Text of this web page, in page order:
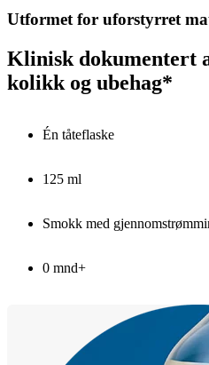
Utformet for uforstyrret
Klinisk dokumentert
kolikk og ubehag*
Én tåteflaske
125 ml
Smokk med
0 mnd+